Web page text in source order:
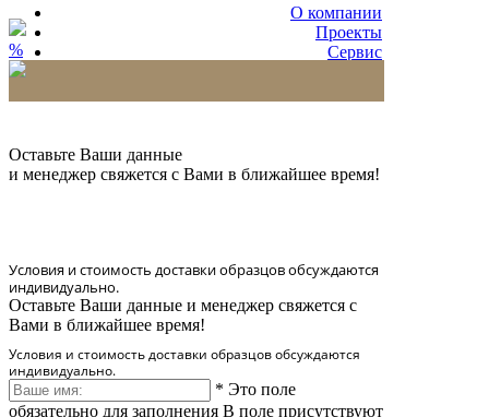
О компании
Проекты
Сервис
%
Оставьте Ваши данные
и менеджер свяжется с Вами в ближайшее время!
Условия и стоимость доставки образцов обсуждаются
индивидуально.
Оставьте Ваши данные и менеджер свяжется с
Вами в ближайшее время!
Условия и стоимость доставки образцов обсуждаются
индивидуально.
* Это поле
обязательно для заполнения В поле присутствуют